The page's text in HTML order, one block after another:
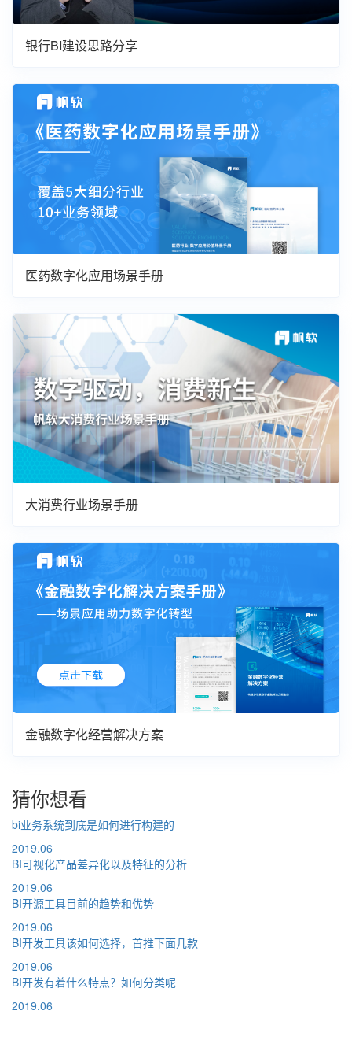
银行BI建设思路分享
医药数字化应用场景手册
大消费行业场景手册
金融数字化经营解决方案
猜你想看
bi业务系统到底是如何进行构建的
2019.06
BI可视化产品差异化以及特征的分析
2019.06
BI开源工具目前的趋势和优势
2019.06
BI开发工具该如何选择，首推下面几款
2019.06
BI开发有着什么特点？如何分类呢
2019.06